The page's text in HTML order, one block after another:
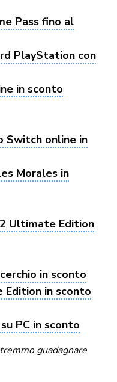
Pass fino al
PlayStation con
in sconto
Switch online in
Morales in
Ultimate Edition
in sconto
in sconto
PC in sconto
guadagnare